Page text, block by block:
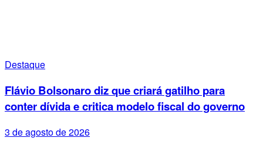
Destaque
Flávio Bolsonaro diz que criará gatilho para
conter dívida e critica modelo fiscal do governo
3 de agosto de 2026